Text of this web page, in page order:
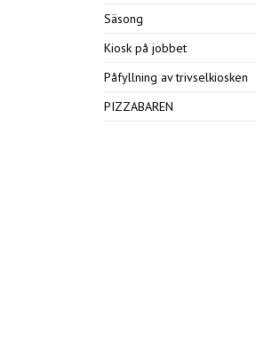
Säsong
Kiosk på jobbet
Påfyllning av trivselkiosken
PIZZABAREN